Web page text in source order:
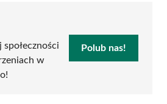
w
Polub nas!